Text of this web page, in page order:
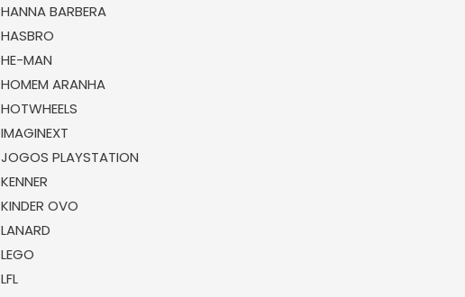
HANNA BARBERA
HASBRO
HE-MAN
HOMEM ARANHA
HOTWHEELS
IMAGINEXT
JOGOS PLAYSTATION
KENNER
KINDER OVO
LANARD
LEGO
LFL